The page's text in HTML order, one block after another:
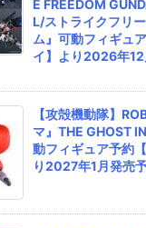
E FREEDOM
L/ストライクフリ
ム』可動フィギュ
イ】より2026年12
【攻殻機動隊】
マ』THE GHOST
動フィギュア予約
り2027年1月発売